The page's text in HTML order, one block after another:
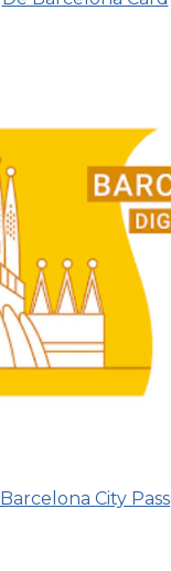
Barcelona City Pass